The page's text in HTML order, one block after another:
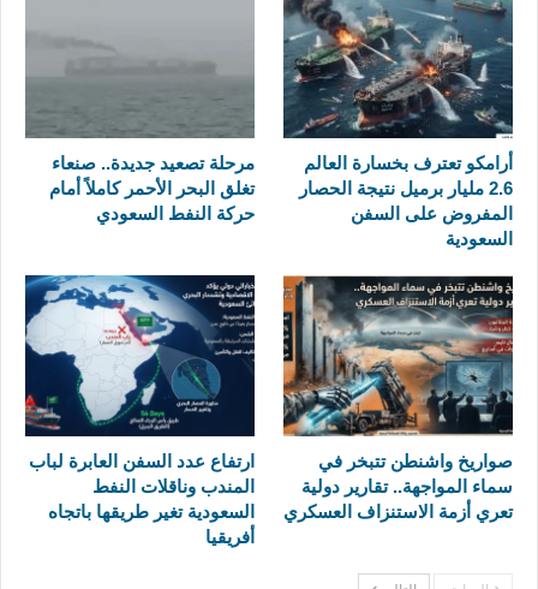
أرامكو تعترف بخسارة العالم
2.6 مليار برميل نتيجة الحصار
المفروض على السفن
السعودية
مرحلة تصعيد جديدة.. صنعاء
تغلق البحر الأحمر كاملاً أمام
حركة النفط السعودي
صواريخ واشنطن تتبخر في
سماء المواجهة.. تقارير دولية
تعري أزمة الاستنزاف العسكري
ارتفاع عدد السفن العابرة لباب
المندب وناقلات النفط
السعودية تغير طريقها باتجاه
أفريقيا